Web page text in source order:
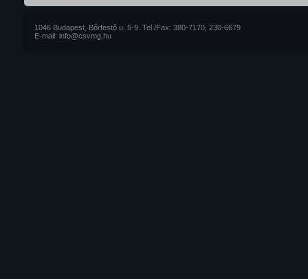
1046 Budapest, Bőrfestő u. 5-9. Tel./Fax: 380-7170, 230-6679
E-mail: info@csvmg.hu